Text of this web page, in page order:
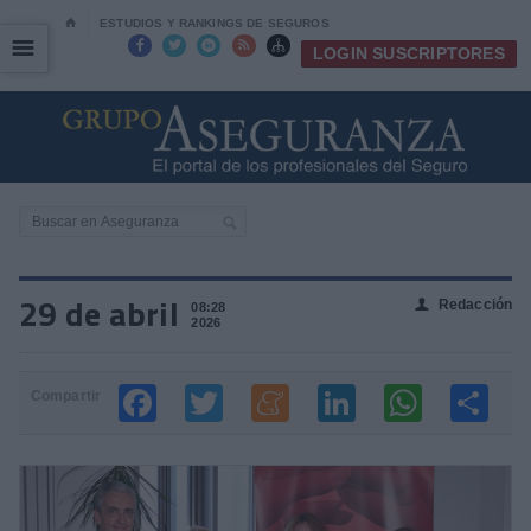
⌂ ESTUDIOS Y RANKINGS DE SEGUROS
     LOGIN SUSCRIPTORES
☰
☰
29 de abril
08:28
2026
👤 Redacción